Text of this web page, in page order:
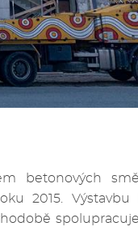
betonových
2015. Výstavbu